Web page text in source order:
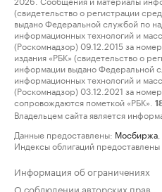
(свидетельство о регистрации
выдано Федеральной службой по
информационных технологий и
(Роскомнадзор) 09.12.2015 за
издания «РБК» (свидетельство о
информации выдано Федеральной
информационных технологий и
(Роскомнадзор) 03.12.2021 за
сопровождаются пометкой «РБК».
Владельцем сайта является
Данные предоставлены: Мосбиржа
Индексы облигаций предоставлены
Информация об ограничениях
О соблюдении авторских прав